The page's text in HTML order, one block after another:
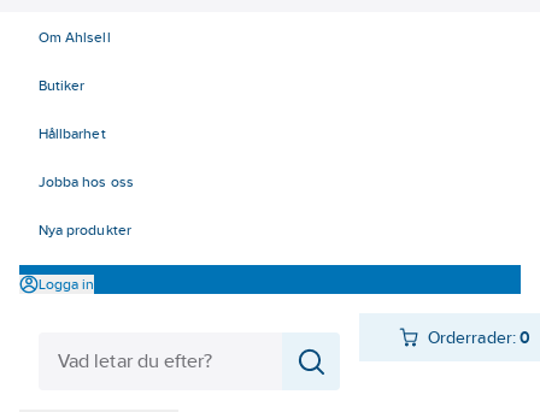
Om Ahlsell
Butiker
Hållbarhet
Jobba hos oss
Nya produkter
Logga in
Orderrader:0